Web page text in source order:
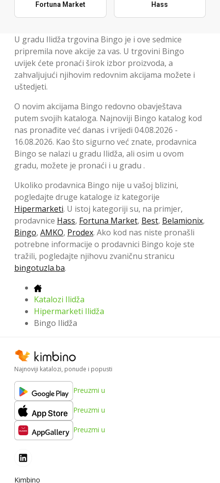
Fortuna Market Hass
U gradu Ilidža trgovina Bingo je i ove sedmice
pripremila nove akcije za vas. U trgovini Bingo
uvijek ćete pronaći širok izbor proizvoda, a
zahvaljujući njihovim redovnim akcijama možete i
uštedjeti.
O novim akcijama Bingo redovno obavještava
putem svojih kataloga. Najnoviji Bingo katalog kod
nas pronađite već danas i vrijedi 04.08.2026 -
16.08.2026. Kao što sigurno već znate, prodavnica
Bingo se nalazi u gradu Ilidža, ali osim u ovom
gradu, možete je pronaći i u gradu .
Ukoliko prodavnica Bingo nije u vašoj blizini,
pogledajte druge kataloge iz kategorije
Hipermarketi. U istoj kategoriji su, na primjer,
prodavnice Hass, Fortuna Market, Best, Belamionix,
Bingo, AMKO, Prodex. Ako kod nas niste pronašli
potrebne informacije o prodavnici Bingo koje ste
tražili, pogledajte njihovu zvaničnu stranicu
bingotuzla.ba.
Katalozi Ilidža
Hipermarketi Ilidža
Bingo Ilidža
Najnoviji katalozi, ponude i popusti
Preuzmi u
Preuzmi u
Preuzmi u
Kimbino